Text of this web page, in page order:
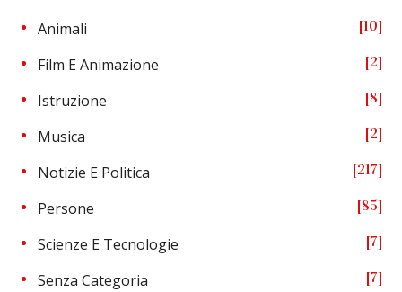
Animali 10
Film E Animazione 2
Istruzione 8
Musica 2
Notizie E Politica 217
Persone 85
Scienze E Tecnologie 7
Senza Categoria 7